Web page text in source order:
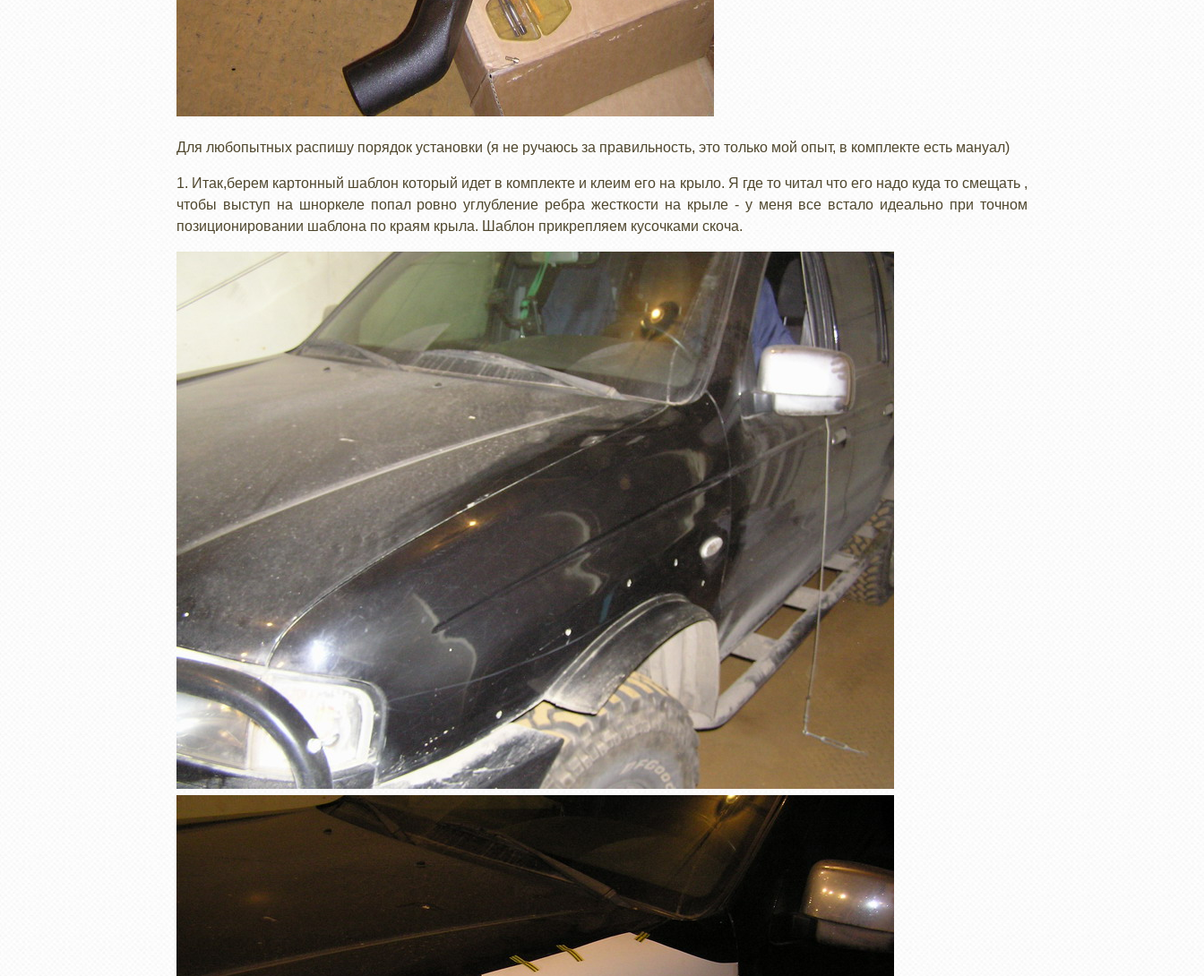
Для любопытных распишу порядок установки (я не ручаюсь за правильность, это только мой опыт, в комплекте есть мануал)
1. Итак,берем картонный шаблон который идет в комплекте и клеим его на крыло. Я где то читал что его надо куда то смещать ,
чтобы выступ на шноркеле попал ровно углубление ребра жесткости на крыле - у меня все встало идеально при точном
позиционировании шаблона по краям крыла. Шаблон прикрепляем кусочками скоча.